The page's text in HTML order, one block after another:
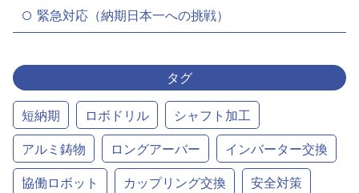
緊急対応（納期日本一への挑戦）
タグ
短納期 ロボドリル
シャフト加工
アルミ鋳物
ロングアーバー
インバーター交換
協働ロボット
カップリング交換
安全対策